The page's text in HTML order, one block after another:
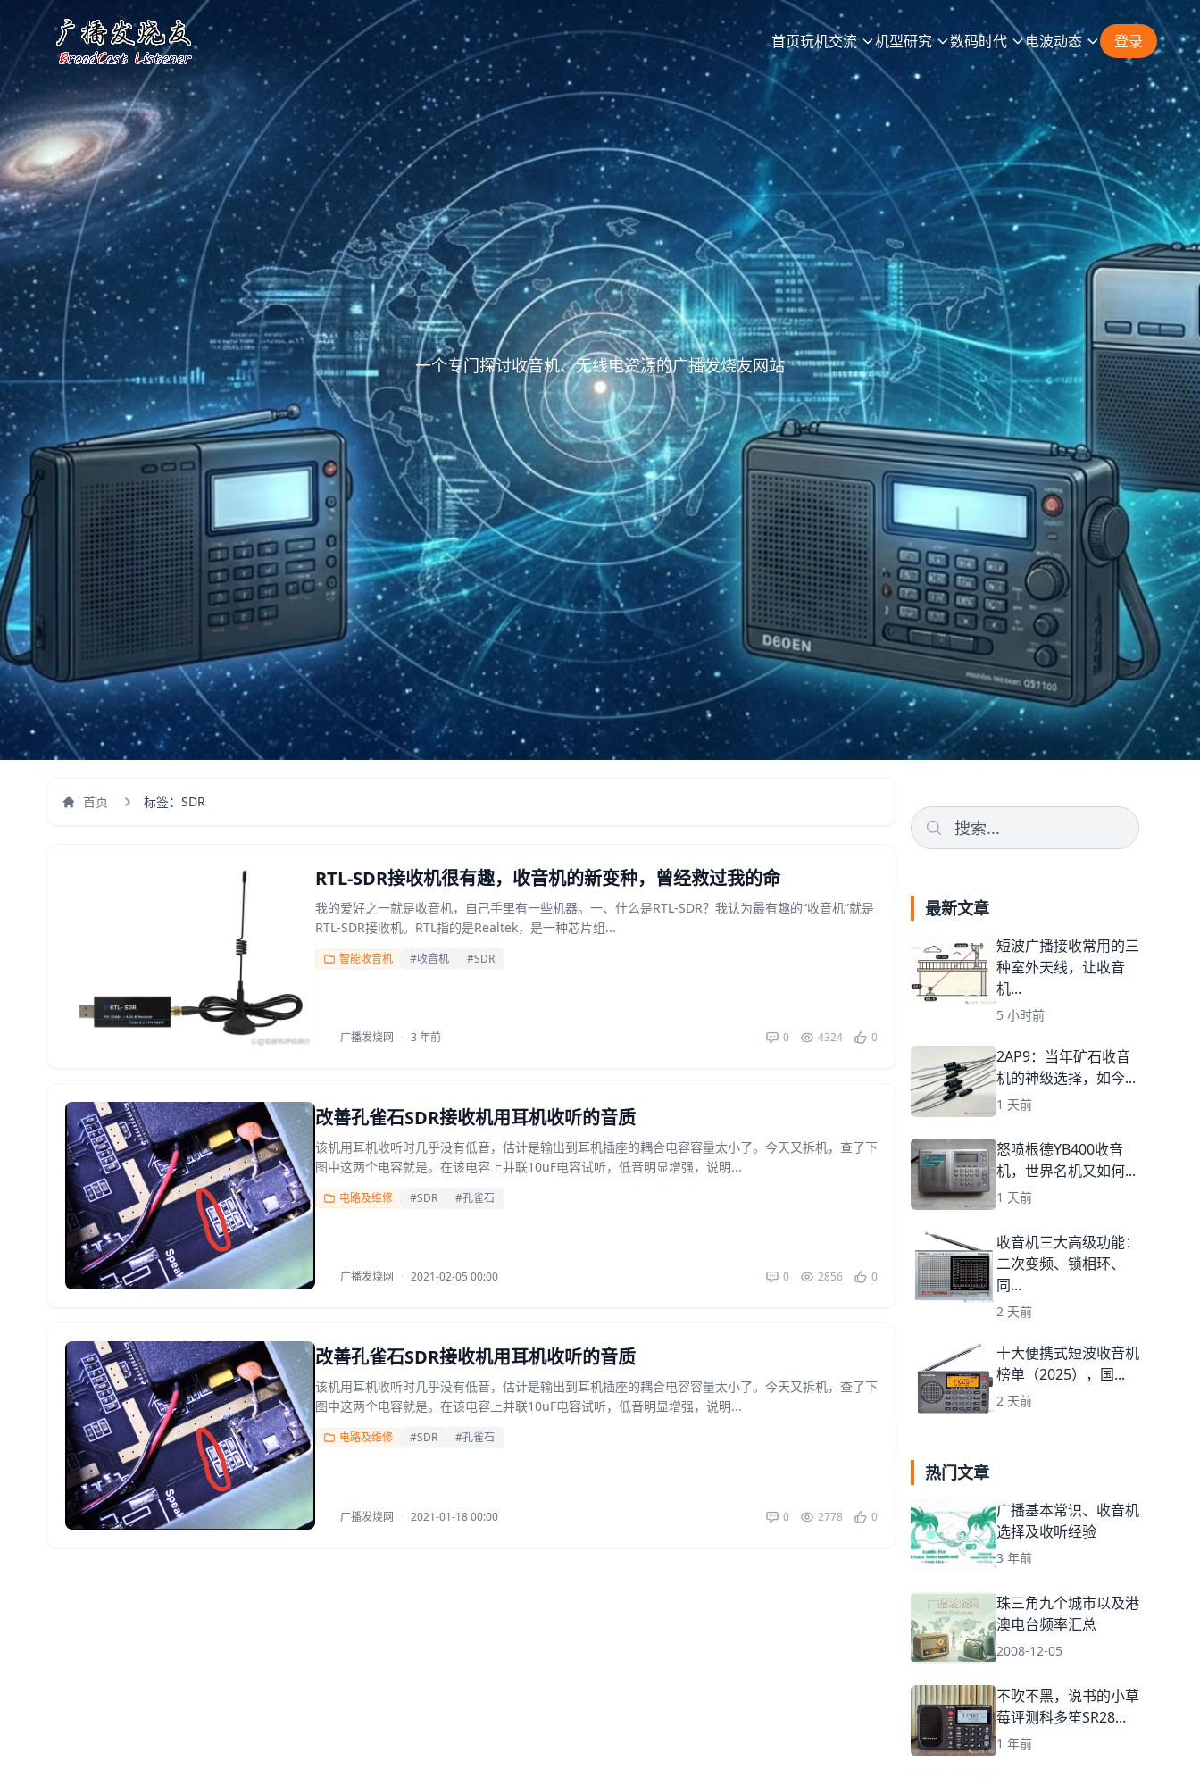
首页玩机交流 机型研究 数码时代 电波动态 登录
一个专门探讨收音机、无线电资源的广播发烧友网站
首页 标签：SDR
RTL-SDR接收机很有趣，收音机的新变种，曾经救过我的命
我的爱好之一就是收音机，自己手里有一些机器。一、什么是RTL-SDR？我认为最有趣的“收音机”就是
RTL-SDR接收机。RTL指的是Realtek，是一种芯片组...
智能收音机 #收音机 #SDR
广播发烧网 · 3 年前 0 4324 0
改善孔雀石SDR接收机用耳机收听的音质
该机用耳机收听时几乎没有低音，估计是输出到耳机插座的耦合电容容量太小了。今天又拆机，查了下
图中这两个电容就是。在该电容上并联10uF电容试听，低音明显增强，说明...
电路及维修 #SDR #孔雀石
广播发烧网 · 2021-02-05 00:00 0 2856 0
改善孔雀石SDR接收机用耳机收听的音质
该机用耳机收听时几乎没有低音，估计是输出到耳机插座的耦合电容容量太小了。今天又拆机，查了下
图中这两个电容就是。在该电容上并联10uF电容试听，低音明显增强，说明...
电路及维修 #SDR #孔雀石
广播发烧网 · 2021-01-18 00:00 0 2778 0
最新文章
短波广播接收常用的三
种室外天线，让收音
机...
5 小时前
2AP9：当年矿石收音
机的神级选择，如今...
1 天前
怒喷根德YB400收音
机，世界名机又如何...
1 天前
收音机三大高级功能：
二次变频、锁相环、
同...
2 天前
十大便携式短波收音机
榜单（2025），国...
2 天前
热门文章
广播基本常识、收音机
选择及收听经验
3 年前
珠三角九个城市以及港
澳电台频率汇总
2008-12-05
不吹不黑，说书的小草
莓评测科多笙SR28...
1 年前